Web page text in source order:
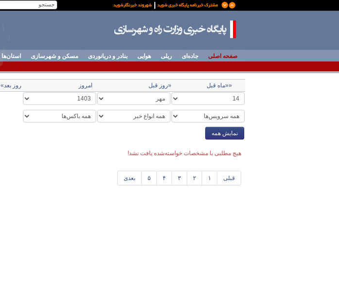
صفحه اصلی جاده‌ای ریلی هوایی بنادر و دریانوردی مسکن و شهرسازی استان‌ها
««ماه قبل «روز قبل امروز روز بعد»
نمایش همه
هیچ مطلبی با مشخصات خواسته‌شده یافت نشد!
قبلی ۱ ۲ ۳ ۴ ۵ بعدی